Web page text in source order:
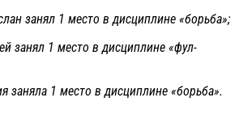
занял 1 место в дисциплине «борьба»;
занял 1 место в дисциплине «фул-
заняла 1 место в дисциплине «борьба».